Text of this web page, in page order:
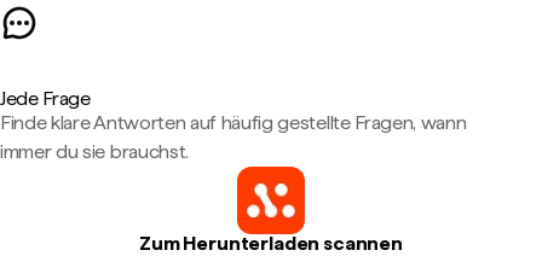
Jede Frage
Finde klare Antworten auf häufig gestellte Fragen, wann
immer du sie brauchst.
Zum Herunterladen scannen